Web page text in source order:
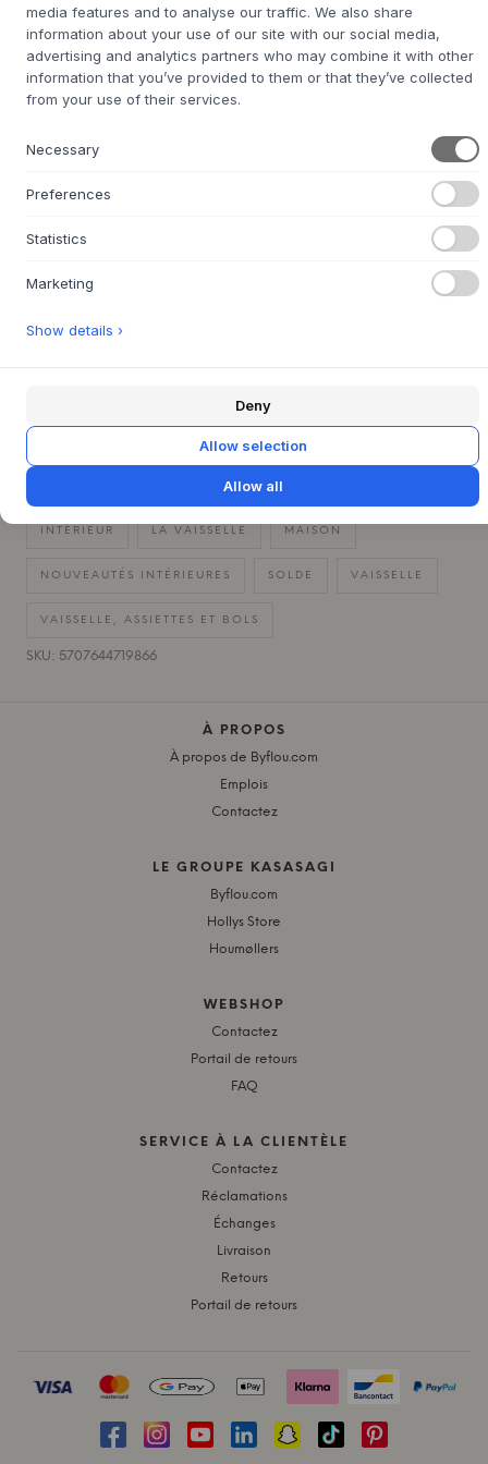
Utilisez ce magnifique plat pour présenter de petits
gâteaux ou des amuse-bouches délicats, ou laissez-le
exposé comme élément décoratif sur le plan de travail de
la cuisine ou une étagère. Sa surface mate et ses couleurs
sobres, disponibles en Gris/Blanc et Noir/Marron,
Associez l'assiette à gâteau Hdpion à d'autres pièces de
rustique, où chaque détail contribue à une expérience
CARACTÉRISTIQUES DU PRODUIT +
QUESTIONS SUR LE PRODUIT
LIVRAISON RAPIDE +
HOUSE DOCTOR
INTÉRIEUR LA VAISSELLE MAISON
NOUVEAUTÉS INTÉRIEURES SOLDE VAISSELLE
VAISSELLE, ASSIETTES ET BOLS
SKU: 5707644719866
À PROPOS
À propos de Byflou.com
Emplois
Contactez
LE GROUPE KASASAGI
Byflou.com
Hollys Store
Houmøllers
WEBSHOP
Contactez
Portail de retours
FAQ
SERVICE À LA CLIENTÈLE
Contactez
Réclamations
Échanges
Livraison
Retours
Portail de retours
media features and to analyse our traffic. We also share
information about your use of our site with our social media,
advertising and analytics partners who may combine it with other
information that you’ve provided to them or that they’ve collected
from your use of their services.
Necessary
Preferences
Statistics
Marketing
Show details ›
Deny
Allow selection
Allow all